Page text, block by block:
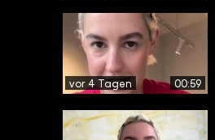
vor 4 Tagen 00:59